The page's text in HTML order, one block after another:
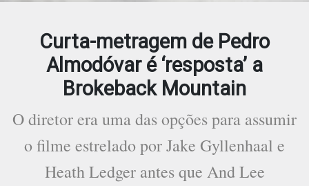
Curta-metragem de Pedro
Almodóvar é ‘resposta’ a
Brokeback Mountain
O diretor era uma das opções para assumir
o filme estrelado por Jake Gyllenhaal e
Heath Ledger antes que And Lee